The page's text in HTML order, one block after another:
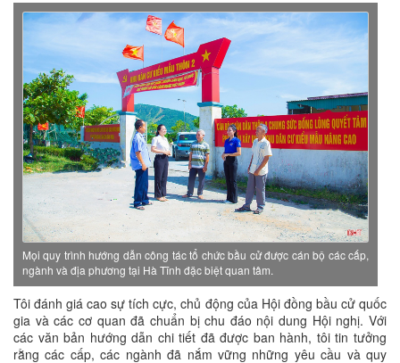
Mọi quy trình hướng dẫn công tác tổ chức bầu cử được cán bộ các cấp,
ngành và địa phương tại Hà Tĩnh đặc biệt quan tâm.
Tôi đánh giá cao sự tích cực, chủ động của Hội đồng bầu cử quốc
gia và các cơ quan đã chuẩn bị chu đáo nội dung Hội nghị. Với
các văn bản hướng dẫn chi tiết đã được ban hành, tôi tin tưởng
rằng các cấp, các ngành đã nắm vững những yêu cầu và quy